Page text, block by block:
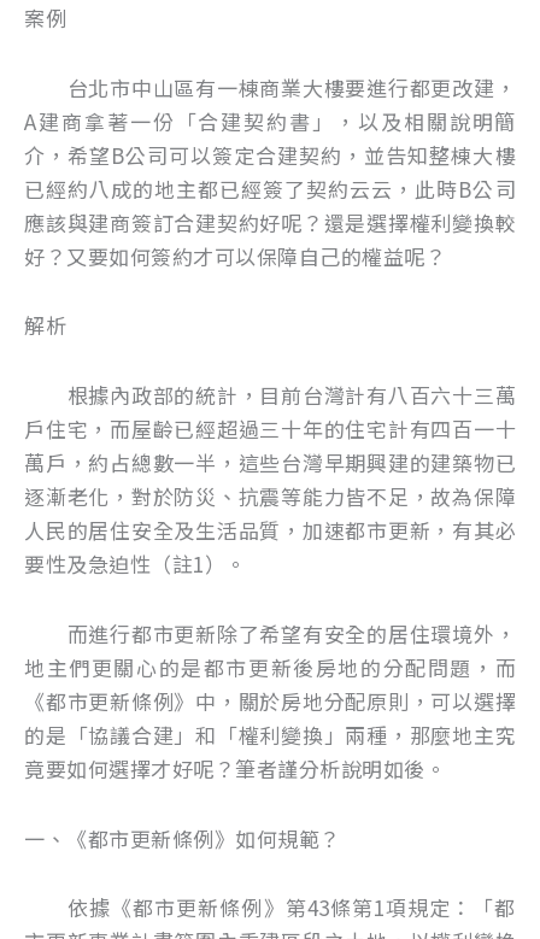
案例
台北市中山區有一棟商業大樓要進行都更改建，
A建商拿著一份「合建契約書」，以及相關說明簡
介，希望B公司可以簽定合建契約，並告知整棟大樓
已經約八成的地主都已經簽了契約云云，此時B公司
應該與建商簽訂合建契約好呢？還是選擇權利變換較
好？又要如何簽約才可以保障自己的權益呢？
解析
根據內政部的統計，目前台灣計有八百六十三萬
戶住宅，而屋齡已經超過三十年的住宅計有四百一十
萬戶，約占總數一半，這些台灣早期興建的建築物已
逐漸老化，對於防災、抗震等能力皆不足，故為保障
人民的居住安全及生活品質，加速都市更新，有其必
要性及急迫性（註1）。
而進行都市更新除了希望有安全的居住環境外，
地主們更關心的是都市更新後房地的分配問題，而
《都市更新條例》中，關於房地分配原則，可以選擇
的是「協議合建」和「權利變換」兩種，那麼地主究
竟要如何選擇才好呢？筆者謹分析說明如後。
一、《都市更新條例》如何規範？
依據《都市更新條例》第43條第1項規定：「都